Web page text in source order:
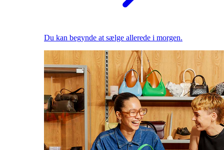
Du kan begynde at sælge allerede i morgen.